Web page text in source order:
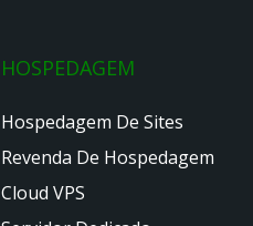
HOSPEDAGEM
Hospedagem De Sites
Revenda De Hospedagem
Cloud VPS